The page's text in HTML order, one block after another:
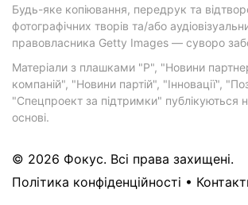
Будь-яке копіювання, передрук та
фотографічних творів та/або
правовласника Getty Images — суворо
Матеріали з плашками "Р", "Новини
компаній", "Новини партій", "Інновації",
"Спецпроект за підтримки" публікуються
основі.
© 2026 Фокус. Всі права захищені.
Політика конфіденційності •